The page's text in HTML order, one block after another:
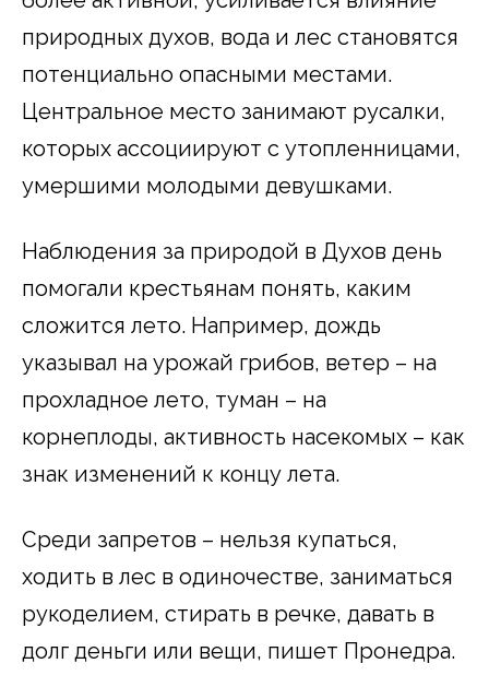
природных духов, вода и лес становятся
потенциально опасными местами.
Центральное место занимают русалки,
которых ассоциируют с утопленницами,
умершими молодыми девушками.
Наблюдения за природой в Духов день
помогали крестьянам понять, каким
сложится лето. Например, дождь
указывал на урожай грибов, ветер – на
прохладное лето, туман – на
корнеплоды, активность насекомых – как
знак изменений к концу лета.
Среди запретов – нельзя купаться,
ходить в лес в одиночестве, заниматься
рукоделием, стирать в речке, давать в
долг деньги или вещи, пишет Пронедра.